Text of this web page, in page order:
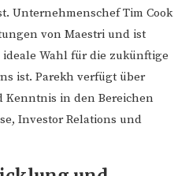
Unternehmenschef Tim Cook
von Maestri und ist
Wahl für die zukünftige
ist. Parekh verfügt über
Kenntnis in den Bereichen
Investor Relations und